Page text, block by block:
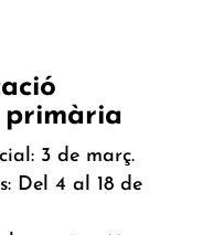
primària
3 de març.
Del 4 al 18 de